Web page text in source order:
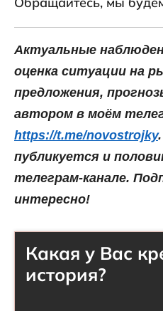
Актуальные
оценка ситуации на
предложения,
автором в моём
https://t.me/novostrojky
публикуется и
телеграм-канале.
интересно!
Какая у Вас
история?